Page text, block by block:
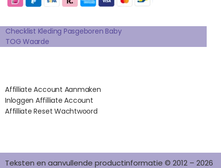
O
O
K
R
A
M
R
E
S
T
D
I
N
K
Checklist Kleding Pasgeboren Baby
TOG Waarde
Affilliate Account Aanmaken
Inloggen Affilliate Account
Affilliate Reset Wachtwoord
Teksten en aanvullende productinformatie © 2012 – 2026